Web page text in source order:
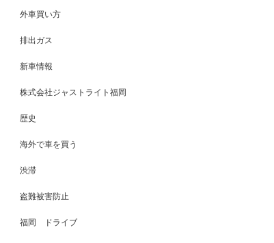
外車買い方
排出ガス
新車情報
株式会社ジャストライト福岡
歴史
海外で車を買う
渋滞
盗難被害防止
福岡 ドライブ